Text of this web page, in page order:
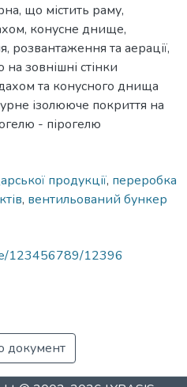
що містить раму,
конусне днище,
розвантаження та аерації,
зовнішні стінки
та конусного днища
ізолююче покриття на
- пірогелю
продукції, переробка
, вентильований бункер
123456789/12396
документ